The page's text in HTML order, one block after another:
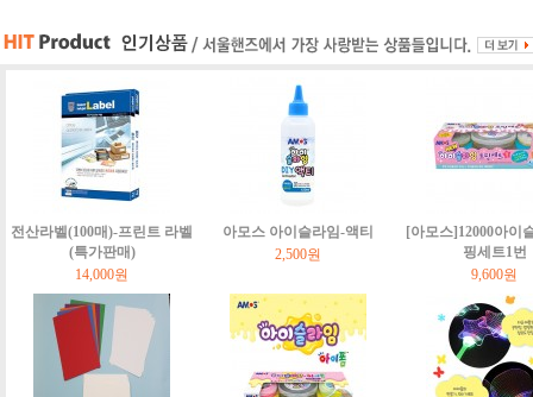
전산라벨(100매)-프린트 라벨
(특가판매)
14,000원
아모스 아이슬라임-액티
2,500원
[아모스]12000아이
핑세트1번
9,600원